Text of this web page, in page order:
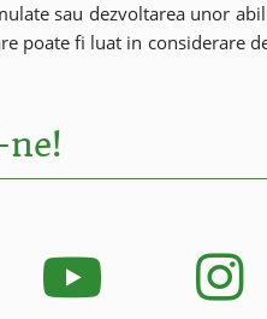
sau dezvoltarea unor
poate fi luat in considerare